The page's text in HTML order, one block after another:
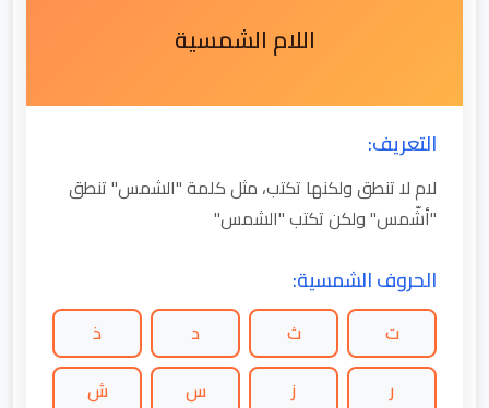
اللام الشمسية
التعريف:
لام لا تنطق ولكنها تكتب، مثل كلمة "الشمس" تنطق
"أشّمس" ولكن تكتب "الشمس"
الحروف الشمسية:
ت ث د
ذ
ر
ز س
ش